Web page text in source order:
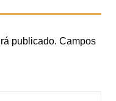
publicado. Campos